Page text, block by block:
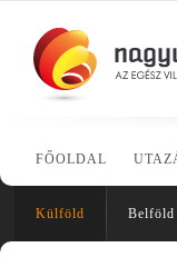
FŐOLDAL
Külföld Belföld